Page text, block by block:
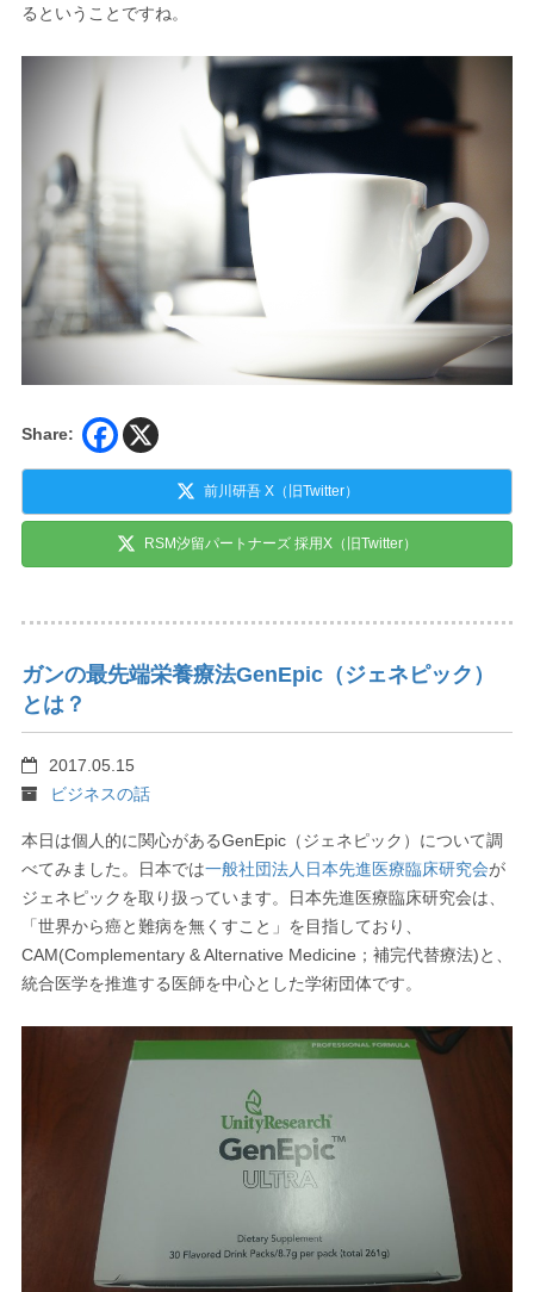
るということですね。
Share:
前川研吾 X（旧Twitter）
RSM汐留パートナーズ 採用X（旧Twitter）
ガンの最先端栄養療法GenEpic（ジェネピック）
とは？
2017.05.15
ビジネスの話
本日は個人的に関心があるGenEpic（ジェネピック）について調
べてみました。日本では一般社団法人日本先進医療臨床研究会が
ジェネピックを取り扱っています。日本先進医療臨床研究会は、
「世界から癌と難病を無くすこと」を目指しており、
CAM(Complementary & Alternative Medicine；補完代替療法)と、
統合医学を推進する医師を中心とした学術団体です。